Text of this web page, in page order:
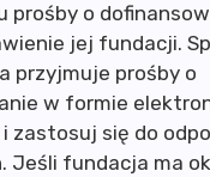
prośby o
jej fundacji.
przyjmuje prośby o
w formie
zastosuj się do
Jeśli fundacja ma